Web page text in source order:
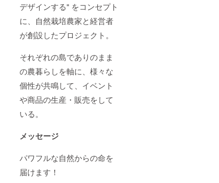
デザインする" をコンセプト
に、自然栽培農家と経営者
が創設したプロジェクト。
それぞれの島でありのまま
の農暮らしを軸に、様々な
個性が共鳴して、イベント
や商品の生産・販売をして
いる。
メッセージ
パワフルな自然からの命を
届けます！